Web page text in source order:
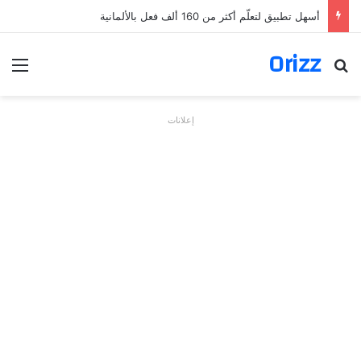
أسهل تطبيق لتعلّم أكثر من 160 ألف فعل بالألمانية
Orizz
بحث عن
إعلانات